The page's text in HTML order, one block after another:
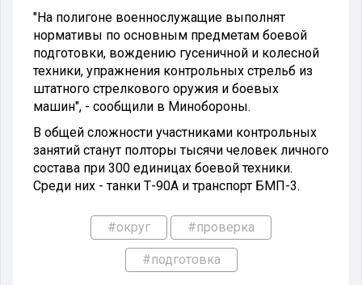
"На полигоне военнослужащие выполнят
нормативы по основным предметам боевой
подготовки, вождению гусеничной и колесной
техники, упражнения контрольных стрельб из
штатного стрелкового оружия и боевых
машин", - сообщили в Минобороны.
В общей сложности участниками контрольных
занятий станут полторы тысячи человек личного
состава при 300 единицах боевой техники.
Среди них - танки Т-90А и транспорт БМП-3.
#округ #проверка
#подготовка